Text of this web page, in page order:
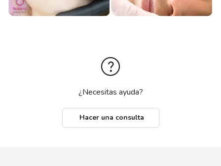
¿Necesitas ayuda?
Hacer una consulta